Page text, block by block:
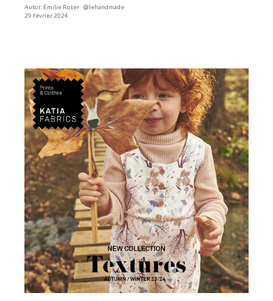
Autor: Emilie Roter · @lehandmade
29 février 2024